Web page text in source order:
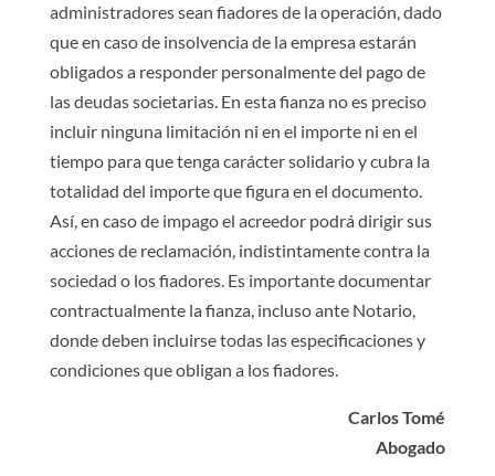
administradores sean fiadores de la operación, dado
que en caso de insolvencia de la empresa estarán
obligados a responder personalmente del pago de
las deudas societarias. En esta fianza no es preciso
incluir ninguna limitación ni en el importe ni en el
tiempo para que tenga carácter solidario y cubra la
totalidad del importe que figura en el documento.
Así, en caso de impago el acreedor podrá dirigir sus
acciones de reclamación, indistintamente contra la
sociedad o los fiadores. Es importante documentar
contractualmente la fianza, incluso ante Notario,
donde deben incluirse todas las especificaciones y
condiciones que obligan a los fiadores.
Carlos Tomé
Abogado